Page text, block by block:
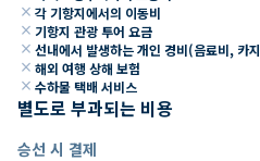
close 각 기항지에서의 이동비
close 기항지 관광 투어 요금
close 선내에서 발생하는 개인 경비(음료비,
close 해외 여행 상해 보험
close 수하물 택배 서비스
별도로 부과되는 비용
승선 시 결제